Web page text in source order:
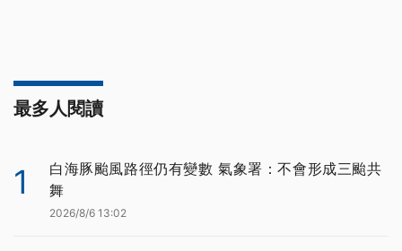
最多人閱讀
1
白海豚颱風路徑仍有變數 氣象署：不會形成三颱共
舞
2026/8/6 13:02